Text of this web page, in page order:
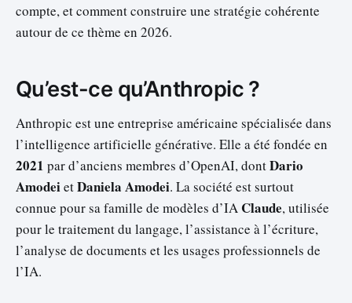
compte, et comment construire une stratégie cohérente
autour de ce thème en 2026.
Qu’est-ce qu’Anthropic ?
Anthropic est une entreprise américaine spécialisée dans
l’intelligence artificielle générative. Elle a été fondée en
2021 par d’anciens membres d’OpenAI, dontDario
AmodeietDaniela Amodei. La société est surtout
connue pour sa famille de modèles d’IA Claude, utilisée
pour le traitement du langage, l’assistance à l’écriture,
l’analyse de documents et les usages professionnels de
l’IA.